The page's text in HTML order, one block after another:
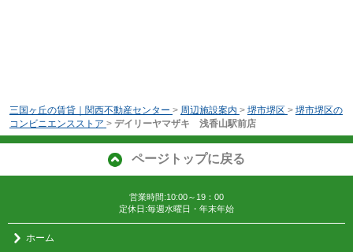
三国ヶ丘の賃貸｜関西不動産センター > 周辺施設案内 > 堺市堺区 > 堺市堺区の
コンビニエンスストア > デイリーヤマザキ 浅香山駅前店
ページトップに戻る
営業時間:10:00～19：00
定休日:毎週水曜日・年末年始
ホーム